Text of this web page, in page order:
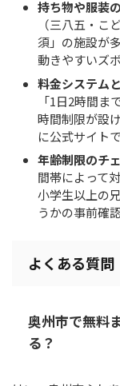
持ち物や服装
（三八五・こ
須」の施設が
動きやすいズ
料金システム
「1日2時間
時間制限が設
に公式サイト
年齢制限のチ
間帯によって
小学生以上の
うかの事前確
よくある質問
奥州市で無料
る？